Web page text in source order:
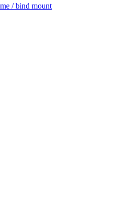
/ bind mount